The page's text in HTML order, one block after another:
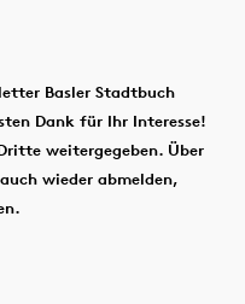
Basler Stadtbuch
Dank für Ihr Interesse!
weitergegeben. Über
wieder abmelden,